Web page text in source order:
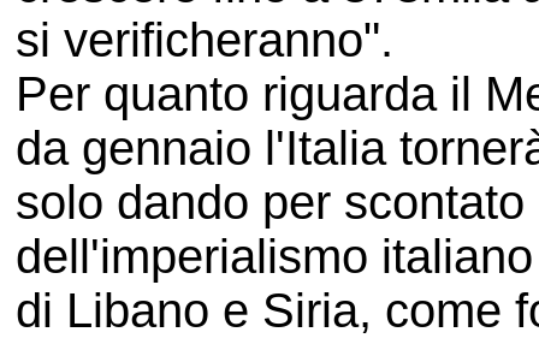
si verificheranno".
Per quanto riguarda il
da gennaio l'Italia
solo dando per
dell'imperialismo
di Libano e Siria, come